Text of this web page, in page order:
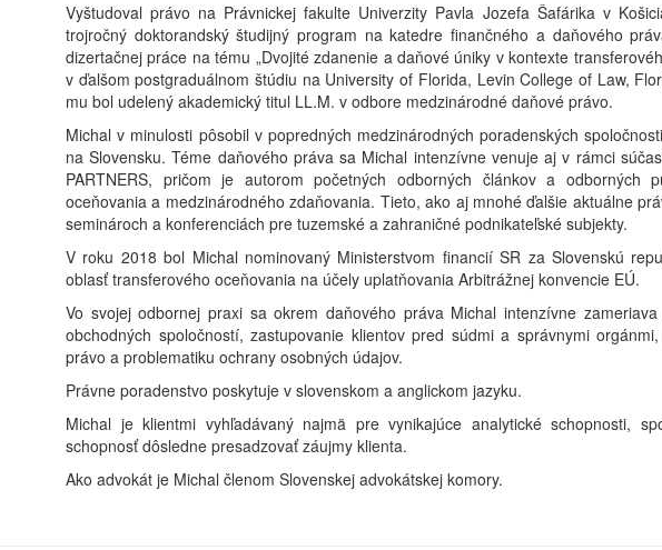
Vyštudoval právo na Právnickej fakulte Univerzity Pavla Jozefa Šafárika v
trojročný doktorandský študijný program na katedre finančného a daňového
dizertačnej práce na tému „Dvojité zdanenie a daňové úniky v kontexte
v ďalšom postgraduálnom štúdiu na University of Florida, Levin College of Law,
mu bol udelený akademický titul LL.M. v odbore medzinárodné daňové právo.
Michal v minulosti pôsobil v popredných medzinárodných poradenských
na Slovensku. Téme daňového práva sa Michal intenzívne venuje aj v rámci
PARTNERS, pričom je autorom početných odborných článkov a odborných
oceňovania a medzinárodného zdaňovania. Tieto, ako aj mnohé ďalšie aktuálne
seminároch a konferenciách pre tuzemské a zahraničné podnikateľské subjekty.
V roku 2018 bol Michal nominovaný Ministerstvom financií SR za Slovenskú
oblasť transferového oceňovania na účely uplatňovania Arbitrážnej konvencie EÚ.
Vo svojej odbornej praxi sa okrem daňového práva Michal intenzívne
obchodných spoločností, zastupovanie klientov pred súdmi a správnymi
právo a problematiku ochrany osobných údajov.
Právne poradenstvo poskytuje v slovenskom a anglickom jazyku.
Michal je klientmi vyhľadávaný najmä pre vynikajúce analytické schopnosti,
schopnosť dôsledne presadzovať záujmy klienta.
Ako advokát je Michal členom Slovenskej advokátskej komory.